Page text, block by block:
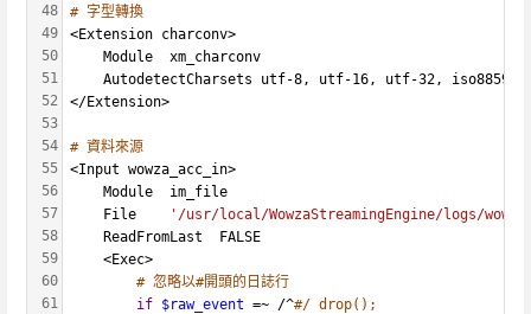
48
49
50
51
52
53
54
55
56
57
58
59
60
61
# 字型轉換
<Extension charconv>
    Module  xm_charconv
AutodetectCharsets utf-8, utf-16, utf-32, iso8859-
</Extension>
# 資料來源
<Input wowza_acc_in>
    Module  im_file
    File
'/usr/local/WowzaStreamingEngine/logs/
    ReadFromLast  FALSE
    <Exec>
# 忽略以#開頭的日誌行
if $raw_event =~ /^#/ drop();